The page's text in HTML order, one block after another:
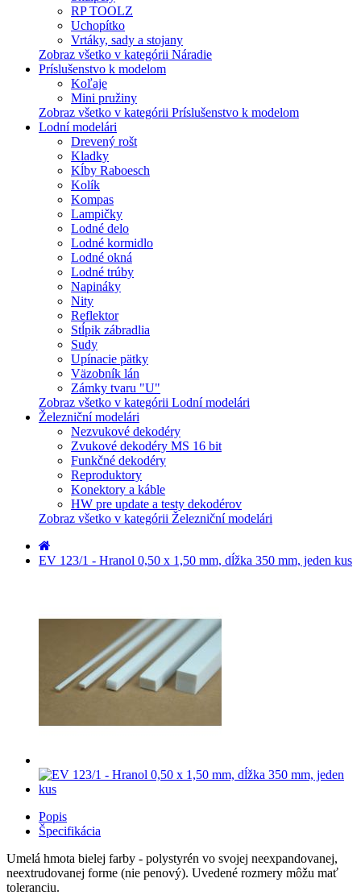
RP TOOLZ
Uchopítko
Vrtáky, sady a stojany
Zobraz všetko v kategórii Náradie
Príslušenstvo k modelom
Koľaje
Mini pružiny
Zobraz všetko v kategórii Príslušenstvo k modelom
Lodní modelári
Drevený rošt
Kladky
Kĺby Raboesch
Kolík
Kompas
Lampičky
Lodné delo
Lodné kormidlo
Lodné okná
Lodné trúby
Napináky
Nity
Reflektor
Stĺpik zábradlia
Sudy
Upínacie pätky
Väzobník lán
Zámky tvaru "U"
Zobraz všetko v kategórii Lodní modelári
Železniční modelári
Nezvukové dekodéry
Zvukové dekodéry MS 16 bit
Funkčné dekodéry
Reproduktory
Konektory a káble
HW pre update a testy dekodérov
Zobraz všetko v kategórii Železniční modelári
EV 123/1 - Hranol 0,50 x 1,50 mm, dĺžka 350 mm, jeden kus
Popis
Špecifikácia
Umelá hmota bielej farby - polystyrén vo svojej neexpandovanej,
neextrudovanej forme (nie penový). Uvedené rozmery môžu mať
toleranciu.